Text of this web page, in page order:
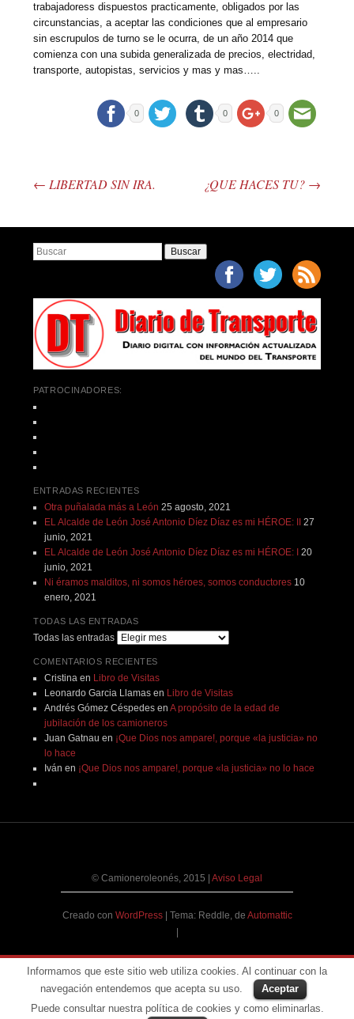
trabajadoress dispuestos practicamente, obligados por las
circunstancias, a aceptar las condiciones que al empresario
sin escrupulos de turno se le ocurra, de un año 2014 que
comienza con una subida generalizada de precios, electridad,
transporte, autopistas, servicios y mas y mas…..
0 0 0
← LIBERTAD SIN IRA. ¿QUE HACES TU? →
Buscar
PATROCINADORES:
ENTRADAS RECIENTES
Otra puñalada más a León 25 agosto, 2021
EL Alcalde de León José Antonio Díez Díaz es mi HÉROE: II
27
junio, 2021
EL Alcalde de León José Antonio Díez Díaz es mi HÉROE: I
20
junio, 2021
Ni éramos malditos, ni somos héroes, somos conductores 10
enero, 2021
TODAS LAS ENTRADAS
Todas las entradas
COMENTARIOS RECIENTES
Cristinaen Libro de Visitas
Leonardo Garcia Llamasen Libro de Visitas
Andrés Gómez Céspedesen A propósito de la edad de
jubilación de los camioneros
Juan Gatnau en ¡Que Dios nos ampare!, porque «la justicia» no
lo hace
Iván en ¡Que Dios nos ampare!, porque «la justicia» no lo hace
© Camioneroleonés, 2015 | Aviso Legal
Creado con WordPress Tema: Reddle, de Automattic
Informamos que este sitio web utiliza cookies. Al continuar con la
navegación entendemos que acepta su uso.
Aceptar
Puede consultar nuestra política de cookies y como eliminarlas.